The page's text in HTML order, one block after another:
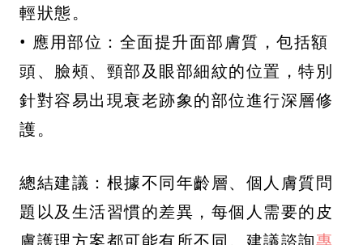
輕狀態。
• 應用部位：全面提升面部膚質，包括額
頭、臉頰、頸部及眼部細紋的位置，特別
針對容易出現衰老跡象的部位進行深層修
護。
總結建議：根據不同年齡層、個人膚質問
題以及生活習慣的差異，每個人需要的皮
膚護理方案都可能有所不同。建議諮詢專